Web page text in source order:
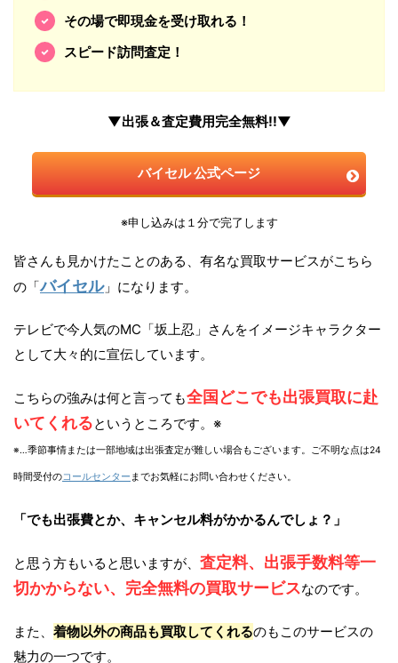
その場で即現金を受け取れる！
スピード訪問査定！
▼出張＆査定費用完全無料!!▼
バイセル 公式ページ
※申し込みは１分で完了します
皆さんも見かけたことのある、有名な買取サービスがこちら
の「バイセル」になります。
テレビで今人気のMC「坂上忍」さんをイメージキャラクター
として大々的に宣伝しています。
こちらの強みは何と言っても全国どこでも出張買取に赴
いてくれるというところです。※
※…季節事情または一部地域は出張査定が難しい場合もございます。ご不明な点は24
時間受付のコールセンター までお気軽にお問い合わせください。
「でも出張費とか、キャンセル料がかかるんでしょ？」
と思う方もいると思いますが、 査定料、出張手数料等一
切かからない、完全無料の買取サービスなのです。
また、 着物以外の商品も買取してくれるのもこのサービスの
魅力の一つです。